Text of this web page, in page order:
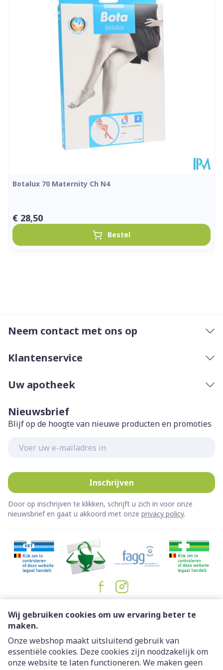
Wij gebruiken cookies om uw ervaring beter te
maken.
Onze webshop maakt uitsluitend gebruik van
essentiële cookies. Deze cookies zijn noodzakelijk om
onze website te laten functioneren. We maken geen
25 mm
Hoeveelheid
Verpakking
Kamertemperatuur (15°C -
25°C)
Botalux 70 Maternity Ch N4
€ 28,50
Bestel
Neem contact met ons op
Klantenservice
Uw apotheek
Nieuwsbrief
Blijf op de hoogte van nieuwe producten en promoties
Inschrijven
Door op inschrijven te klikken, schrijft u zich in voor onze
nieuwsbrief en gaat u akkoord met onze privacy policy.
Juridische links